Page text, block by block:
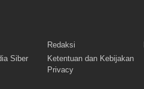
Redaksi
Siber
Ketentuan dan Kebijakan
Privacy